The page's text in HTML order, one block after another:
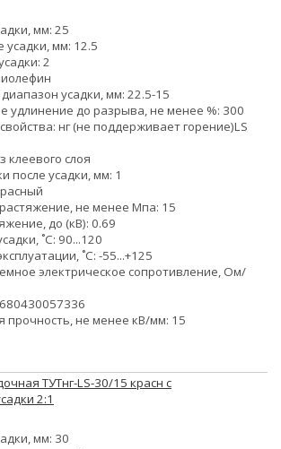
мм: 25
усадки, мм: 12.5
2
усадки, мм: 22.5-15
удлинение до разрыва, не менее %: 300
нг (не поддерживает горение)LS
клеевого слоя
после усадки, мм: 1
не менее Мпа: 15
до (кВ): 0.69
˚С: 90...120
˚С: -55...+125
электрическое сопротивление, Ом/
прочность, не менее кВ/мм: 15
ТУТнг-LS-30/15 красн с
2:1
мм: 30